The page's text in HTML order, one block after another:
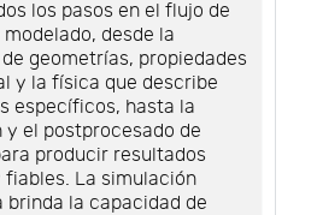
los pasos en el flujo de
desde la
geometrías, propiedades
y la física que describe
específicos, hasta la
y el postprocesado de
producir resultados
fiables. La simulación
la capacidad de